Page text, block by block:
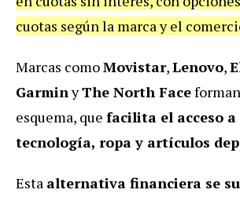
cuotas según la marca y el
Marcas comoMovistar,Lenovo,
GarminyThe North Face
esquema, que facilita el acceso
tecnología, ropa y artículos
Esta alternativa financiera se